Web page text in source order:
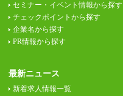
セミナー・イベント情報から探す
チェックポイントから探す
企業名から探す
PR情報から探す
最新ニュース
新着求人情報一覧